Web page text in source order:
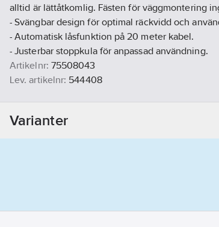
alltid är lättåtkomlig. Fästen för väggmontering
- Svängbar design för optimal räckvidd och
- Automatisk låsfunktion på 20 meter kabel.
- Justerbar stoppkula för anpassad användning.
Artikelnr: 75508043
Lev. artikelnr: 544408
Varianter